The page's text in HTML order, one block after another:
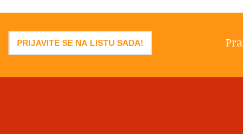
PRIJAVITE SE NA LISTU SADA!